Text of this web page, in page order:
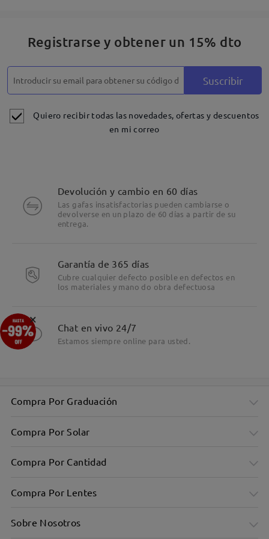
Detalles
Montura pequeña, redonda y plana para un look retro y
Registrarse y obtener un 15% dto
Suscribir
Quiero recibir todas las novedades, ofertas y descuentos
en mi correo
Devolución y cambio en 60 días
Las gafas insatisfactorias pueden cambiarse o
devolverse en un plazo de 60 días a partir de su
entrega.
Garantía de 365 días
Cubre cualquier defecto posible en defectos en
los materiales y mano do obra defectuosa
Chat en vivo 24/7
Estamos siempre online para usted.
Compra Por Graduación
Compra Por Solar
Compra Por Cantidad
Compra Por Lentes
Sobre Nosotros
×